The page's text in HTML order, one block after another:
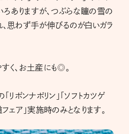
ろありますが、つぶらな瞳の雪の
思わず手が伸びるのが白いガラ
く、お土産にも◎。
ボンナポリン」「ソフトカツゲ
ェア」実施時のみとなります。